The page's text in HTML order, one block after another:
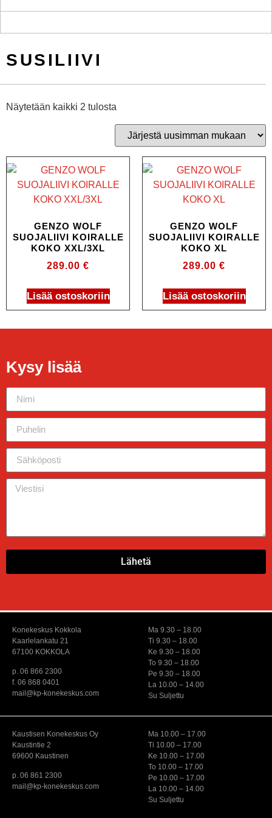
SUSILIIVI
Näytetään kaikki 2 tulosta
GENZO WOLF
SUOJALIIVI KOIRALLE
KOKO XXL/3XL
289.00 €
Lisää ostoskoriin
GENZO WOLF
SUOJALIIVI KOIRALLE
KOKO XL
289.00 €
Lisää ostoskoriin
Kysy lisää
Lähetä
Konekeskus Kokkola
Kaarlelankatu 21
67100 KOKKOLA
p. 06 866 2300
f. 06 868 0401
mail@kp-konekeskus.com
Ma 9.30 – 18.00
Ti 9.30 – 18.00
Ke 9.30 – 18.00
To 9.30 – 18.00
Pe 9.30 – 18.00
La 10.00 – 14.00
Su Suljettu
Kaustisen Konekeskus Oy
Kaustintie 2
69600 Kaustinen
p. 06 861 2300
mail@kp-konekeskus.com
Ma 10.00 – 17.00
Ti 10.00 – 17.00
Ke 10.00 – 17.00
To 10.00 – 17.00
Pe 10.00 – 17.00
La 10.00 – 14.00
Su Suljettu